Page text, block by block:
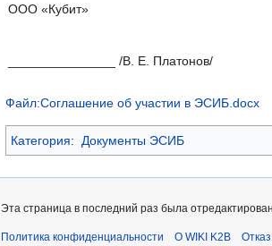
ООО «Кубит»
_______________ /В. Е. Платонов/
Файл:Соглашение об участии в ЭСИБ.docx
Категория: Документы ЭСИБ
Эта страница в последний раз была
Политика конфиденциальности О WIKI K2B